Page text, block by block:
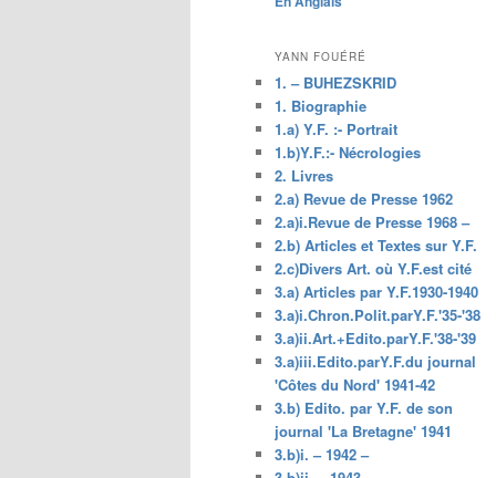
principal
YANN FOUÉRÉ
1. – BUHEZSKRID
1. Biographie
1.a) Y.F. :- Portrait
1.b)Y.F.:- Nécrologies
2. Livres
2.a) Revue de Presse 1962
2.a)i.Revue de Presse 1968 –
2.b) Articles et Textes sur Y.F.
2.c)Divers Art. où Y.F.est cité
3.a) Articles par Y.F.1930-1940
3.a)i.Chron.Polit.parY.F.'35-'38
3.a)ii.Art.+Edito.parY.F.'38-'39
3.a)iii.Edito.parY.F.du journal
'Côtes du Nord' 1941-42
3.b) Edito. par Y.F. de son
journal 'La Bretagne' 1941
3.b)i. – 1942 –